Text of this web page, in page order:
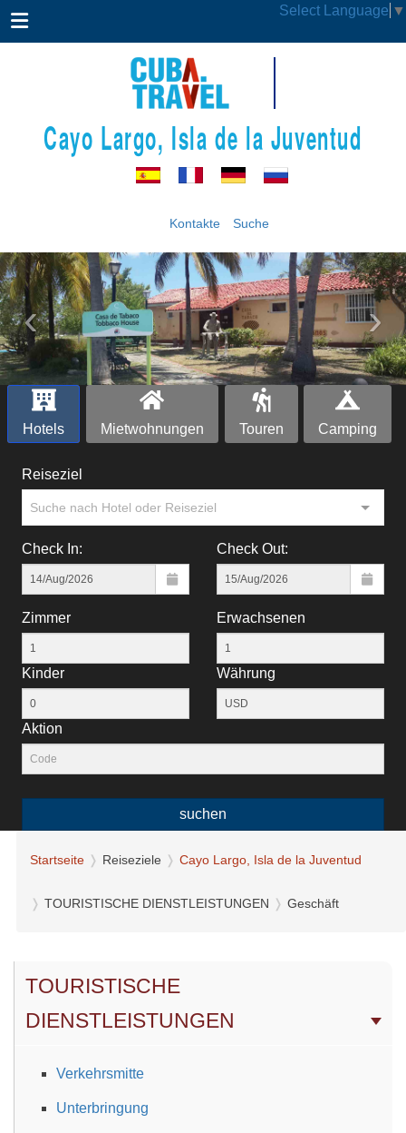
Select Language ▼
Cayo Largo, Isla de la Juventud
Kontakte Suche
‹ ›
Hotels Mietwohnungen Touren Camping
Reiseziel
Suche nach Hotel oder Reiseziel
Check In: Check Out:
Zimmer Erwachsenen
Kinder Währung
Aktion
suchen
Startseite Reiseziele Cayo Largo, Isla de la Juventud
TOURISTISCHE DIENSTLEISTUNGEN Geschäft
TOURISTISCHE
DIENSTLEISTUNGEN
Verkehrsmitte
Unterbringung